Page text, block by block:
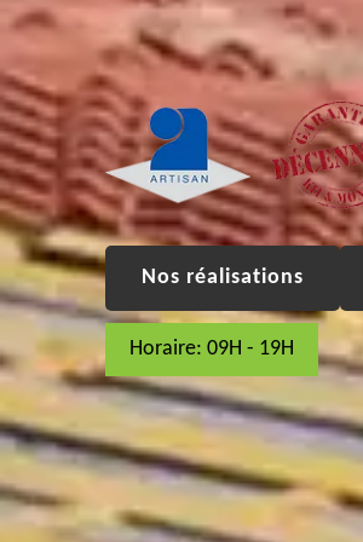
Nos réalisations
Horaire: 09H - 19H